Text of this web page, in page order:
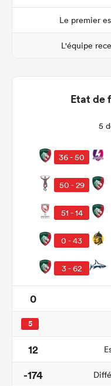
Le premier
L'équipe
Etat de
5
36 - 50
50 - 29
51 - 14
0 - 43
3 - 62
0
5
12
-174